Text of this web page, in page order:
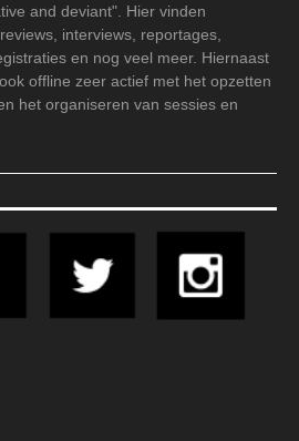
and deviant". Hier vinden
interviews, reportages,
en nog veel meer. Hiernaast
offline zeer actief met het opzetten
het organiseren van sessies en